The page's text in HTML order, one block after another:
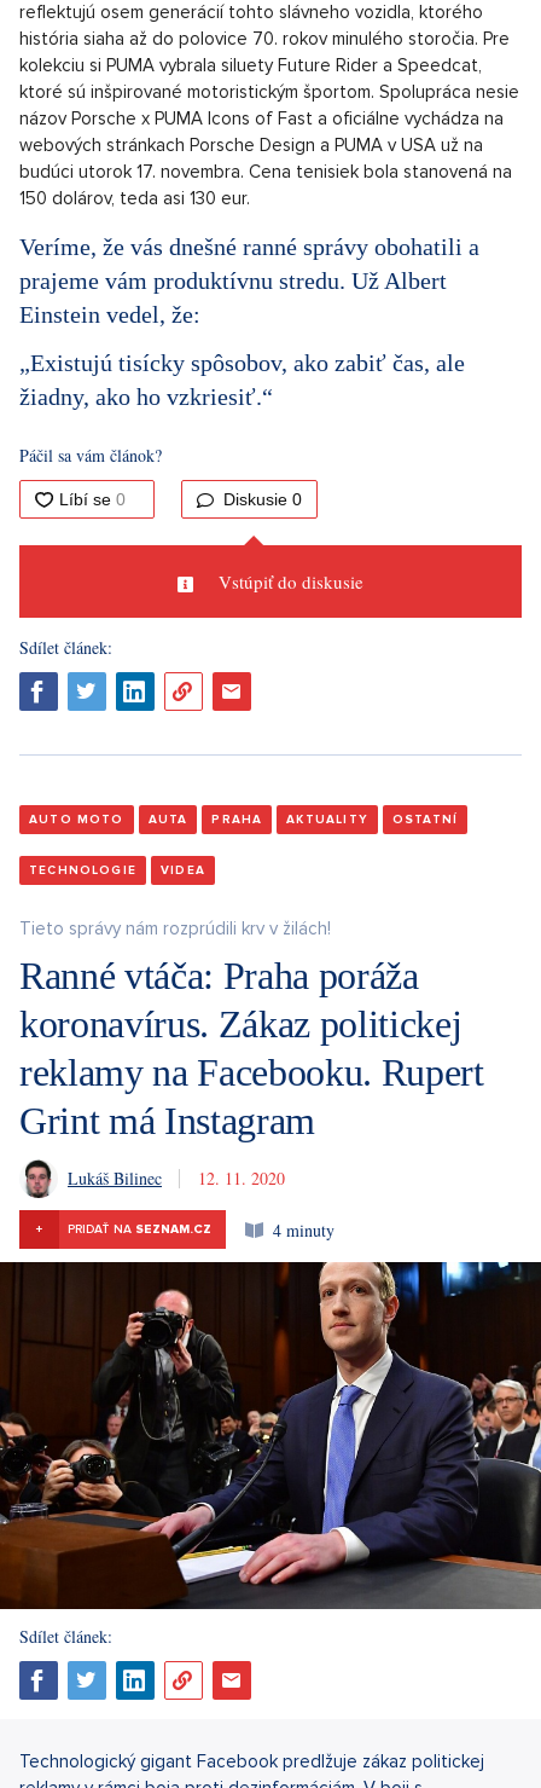
reflektujú osem generácií tohto slávneho vozidla, ktorého
história siaha až do polovice 70. rokov minulého storočia. Pre
kolekciu si PUMA vybrala siluety Future Rider a Speedcat,
ktoré sú inšpirované motoristickým športom. Spolupráca nesie
názov Porsche x PUMA Icons of Fast a oficiálne vychádza na
webových stránkach Porsche Design a PUMA v USA už na
budúci utorok 17. novembra. Cena tenisiek bola stanovená na
150 dolárov, teda asi 130 eur.
Veríme, že vás dnešné ranné správy obohatili a
prajeme vám produktívnu stredu. Už Albert
Einstein vedel, že:
„Existujú tisícky spôsobov, ako zabiť čas, ale
žiadny, ako ho vzkriesiť.“
Páčil sa vám článok?
Diskusie 0
Vstúpiť do diskusie
Sdílet článek:
AUTO MOTO AUTA PRAHA AKTUALITY OSTATNÍ
TECHNOLOGIE VIDEA
Tieto správy nám rozprúdili krv v žilách!
Ranné vtáča: Praha poráža
koronavírus. Zákaz politickej
reklamy na Facebooku. Rupert
Grint má Instagram
Lukáš Bilinec 12. 11. 2020
+ PRIDAŤ NA SEZNAM.CZ 4 minuty
Sdílet článek:
Technologický gigant Facebook predlžuje zákaz politickej